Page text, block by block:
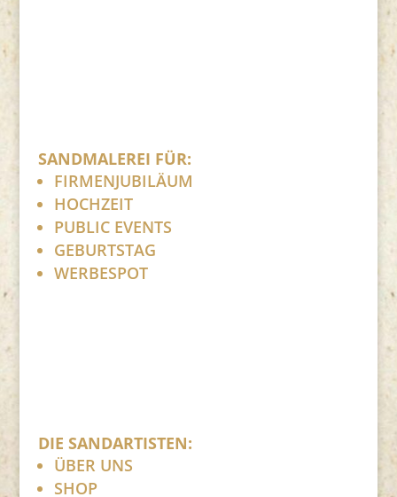
SANDMALEREI FÜR:
FIRMENJUBILÄUM
HOCHZEIT
PUBLIC EVENTS
GEBURTSTAG
WERBESPOT
DIE SANDARTISTEN:
ÜBER UNS
SHOP